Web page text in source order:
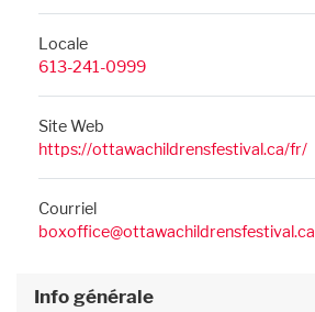
Locale
613-241-0999
Site Web
https://ottawachildrensfestival.ca/fr/
Courriel
boxoffice@ottawachildrensfestival.ca
Info générale